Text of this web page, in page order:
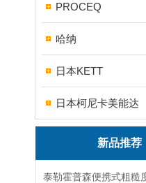
PROCEQ
哈纳
日本KETT
日本柯尼卡美能达
新品推荐